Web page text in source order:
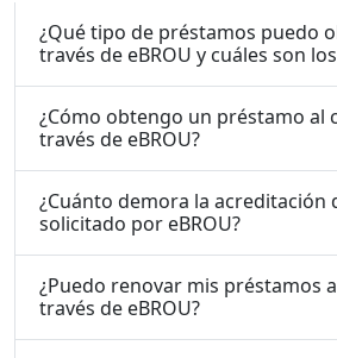
¿Qué tipo de préstamos puedo
través de eBROU y cuáles son
¿Cómo obtengo un préstamo al
través de eBROU?
¿Cuánto demora la acreditación
solicitado por eBROU?
¿Puedo renovar mis préstamos
través de eBROU?